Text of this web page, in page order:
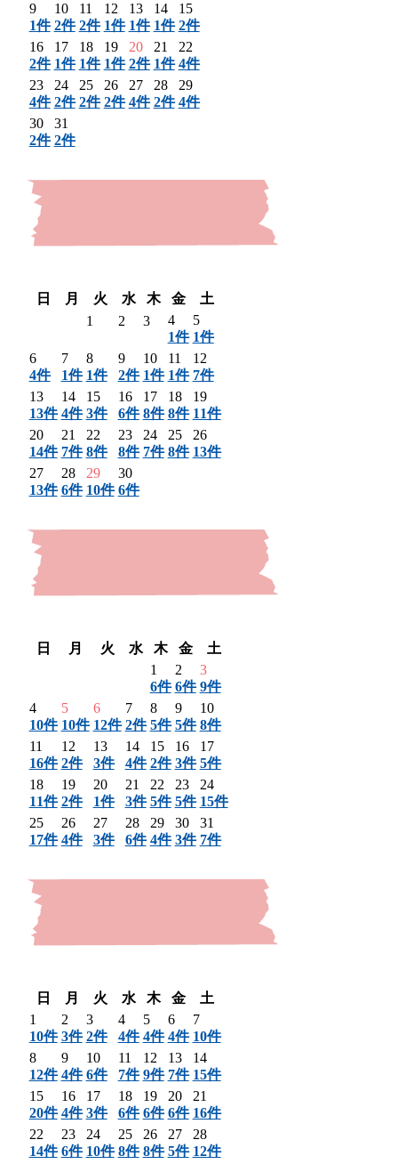
9
1件
10
2件
11
2件
12
1件
13
1件
14
1件
15
2件
16
2件
17
1件
18
1件
19
1件
20
2件
21
1件
22
4件
23
4件
24
2件
25
2件
26
2件
27
4件
28
2件
29
4件
30
2件
31
2件
日
月 火 水 木 金
土
1
2 3
4
1件
5
1件
6
4件
7
1件
8
1件
9
2件
10
1件
11
1件
12
7件
13
13件
14
4件
15
3件
16
6件
17
8件
18
8件
19
11件
20
14件
21
7件
22
8件
23
8件
24
7件
25
8件
26
13件
27
13件
28
6件
29
10件
30
6件
日
月 火 水 木 金
土
1
6件
2
6件
3
9件
4
10件
5
10件
6
12件
7
2件
8
5件
9
5件
10
8件
11
16件
12
2件
13
3件
14
4件
15
2件
16
3件
17
5件
18
11件
19
2件
20
1件
21
3件
22
5件
23
5件
24
15件
25
17件
26
4件
27
3件
28
6件
29
4件
30
3件
31
7件
日
月 火 水 木 金
土
1
10件
2
3件
3
2件
4
4件
5
4件
6
4件
7
10件
8
12件
9
4件
10
6件
11
7件
12
9件
13
7件
14
15件
15
20件
16
4件
17
3件
18
6件
19
6件
20
6件
21
16件
22
14件
23
6件
24
10件
25
8件
26
8件
27
5件
28
12件